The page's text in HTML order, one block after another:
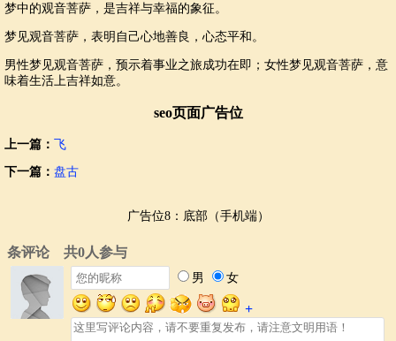
梦中的观音菩萨，是吉祥与幸福的象征。
梦见观音菩萨，表明自己心地善良，心态平和。
男性梦见观音菩萨，预示着事业之旅成功在即；女性梦见观音菩萨，意
味着生活上吉祥如意。
seo页面广告位
上一篇： 飞
下一篇： 盘古
广告位8：底部（手机端）